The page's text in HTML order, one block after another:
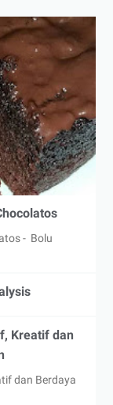
- Bolu
Kreatif dan
dan Berdaya